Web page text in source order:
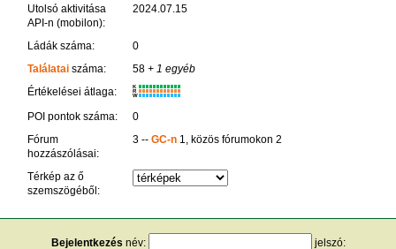
Utolsó aktivitása
API-n (mobilon):
2024.07.15
Ládák száma:
0
Találataiszáma: 58+ 1 egyéb
Értékelései átlaga:
K
R
W
POI pontok száma:
0
Fórum
hozzászólásai:
3 -- GC-n1, közös fórumokon 2
Térkép az ő
szemszögéből:
Bejelentkezés név: jelszó: